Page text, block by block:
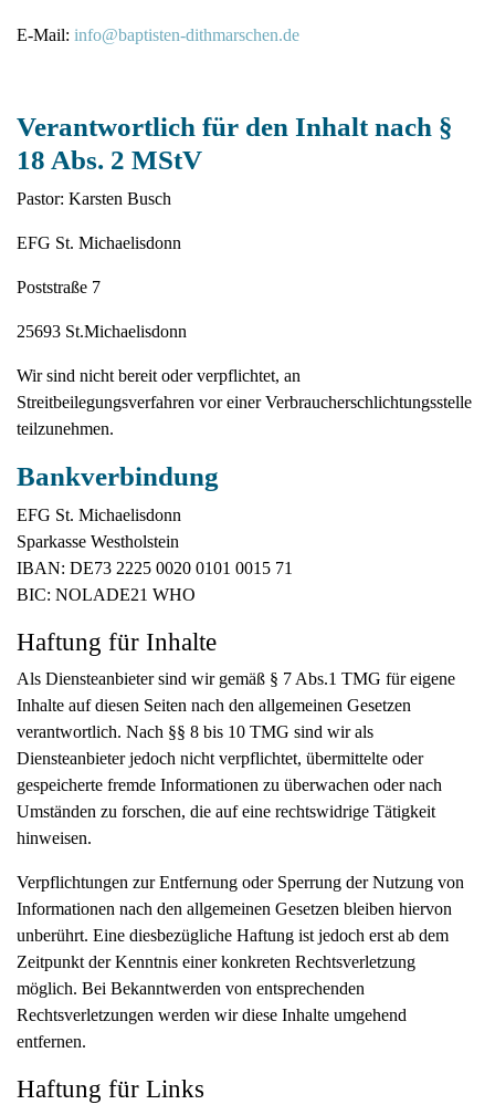
E-Mail: info@baptisten-dithmarschen.de
Verantwortlich für den Inhalt nach §
18 Abs. 2 MStV
Pastor: Karsten Busch
EFG St. Michaelisdonn
Poststraße 7
25693 St.Michaelisdonn
Wir sind nicht bereit oder verpflichtet, an
Streitbeilegungsverfahren vor einer Verbraucherschlichtungsstelle
teilzunehmen.
Bankverbindung
EFG St. Michaelisdonn
Sparkasse Westholstein
IBAN: DE73 2225 0020 0101 0015 71
BIC: NOLADE21 WHO
Haftung für Inhalte
Als Diensteanbieter sind wir gemäß § 7 Abs.1 TMG für eigene
Inhalte auf diesen Seiten nach den allgemeinen Gesetzen
verantwortlich. Nach §§ 8 bis 10 TMG sind wir als
Diensteanbieter jedoch nicht verpflichtet, übermittelte oder
gespeicherte fremde Informationen zu überwachen oder nach
Umständen zu forschen, die auf eine rechtswidrige Tätigkeit
hinweisen.
Verpflichtungen zur Entfernung oder Sperrung der Nutzung von
Informationen nach den allgemeinen Gesetzen bleiben hiervon
unberührt. Eine diesbezügliche Haftung ist jedoch erst ab dem
Zeitpunkt der Kenntnis einer konkreten Rechtsverletzung
möglich. Bei Bekanntwerden von entsprechenden
Rechtsverletzungen werden wir diese Inhalte umgehend
entfernen.
Haftung für Links